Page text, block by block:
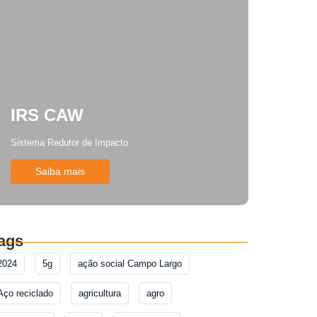
IRS CAW
Sistema Redutor de Impacto
Saiba mais
5g ação social Campo Largo
reciclado agricultura agro